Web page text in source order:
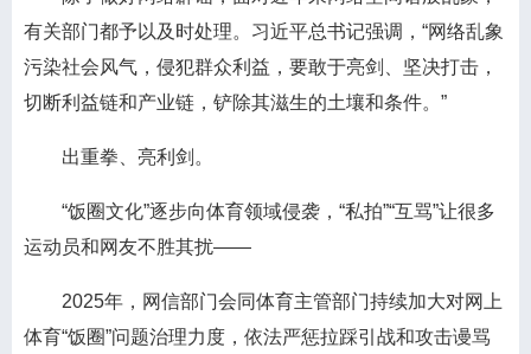
有关部门都予以及时处理。习近平总书记强调，“网络乱象
污染社会风气，侵犯群众利益，要敢于亮剑、坚决打击，
切断利益链和产业链，铲除其滋生的土壤和条件。”
出重拳、亮利剑。
“饭圈文化”逐步向体育领域侵袭，“私拍”“互骂”让很多
运动员和网友不胜其扰——
2025年，网信部门会同体育主管部门持续加大对网上
体育“饭圈”问题治理力度，依法严惩拉踩引战和攻击谩骂